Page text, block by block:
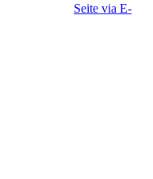
Seite via E-